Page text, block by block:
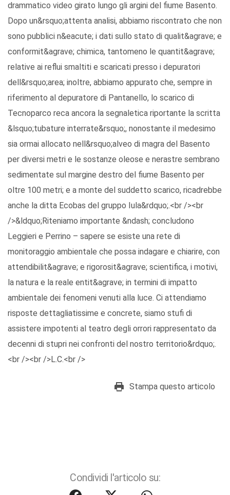
drammatico video girato lungo gli argini del fiume Basento.
Dopo un&rsquo;attenta analisi, abbiamo riscontrato che non
sono pubblici n&eacute; i dati sullo stato di qualit&agrave; e
conformit&agrave; chimica, tantomeno le quantit&agrave;
relative ai reflui smaltiti e scaricati presso i depuratori
dell&rsquo;area; inoltre, abbiamo appurato che, sempre in
riferimento al depuratore di Pantanello, lo scarico di
Tecnoparco reca ancora la segnaletica riportante la scritta
&lsquo;tubature interrate&rsquo;, nonostante il medesimo
sia ormai allocato nell&rsquo;alveo di magra del Basento
per diversi metri e le sostanze oleose e nerastre sembrano
sedimentate sul margine destro del fiume Basento per
oltre 100 metri; e a monte del suddetto scarico, ricadrebbe
anche la ditta Ecobas del gruppo Iula&rdquo;.<br /><br
/>&ldquo;Riteniamo importante &ndash; concludono
Leggieri e Perrino – sapere se esiste una rete di
monitoraggio ambientale che possa indagare e chiarire, con
attendibilit&agrave; e rigorosit&agrave; scientifica, i motivi,
la natura e la reale entit&agrave; in termini di impatto
ambientale dei fenomeni venuti alla luce. Ci attendiamo
risposte dettagliatissime e concrete, siamo stufi di
assistere impotenti al teatro degli orrori rappresentato da
decenni di stupri nei confronti del nostro territorio&rdquo;.
<br /><br />L.C.<br />
Stampa questo articolo
Condividi l'articolo su: